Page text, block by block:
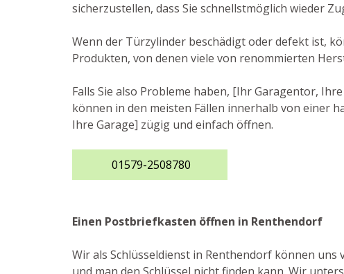
sicherzustellen, dass Sie schnellstmöglich wieder
Wenn der Türzylinder beschädigt oder defekt ist,
Produkten, von denen viele von renommierten
Falls Sie also Probleme haben, [Ihr Garagentor,
können in den meisten Fällen innerhalb von einer
Ihre Garage] zügig und einfach öffnen.
01579-2508780
Einen Postbriefkasten öffnen in Renthendorf
Wir als Schlüsseldienst in Renthendorf können